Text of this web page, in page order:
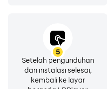
5
Setelah pengunduhan
dan instalasi selesai,
kembali ke layar